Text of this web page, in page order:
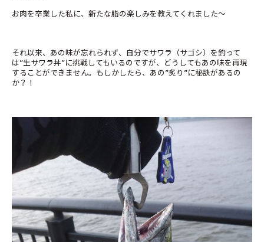
お肉を卒業した私に、新たな脂の楽しみを教えてくれました～
それ以来、あの味が忘れられず、自分でサワラ（サゴシ）を釣って
は”生サワラ丼”に挑戦してもいるのですが、どうしてもあの味を再現
することができません。もしかしたら、あの”炙り”に秘訣があるの
か？！